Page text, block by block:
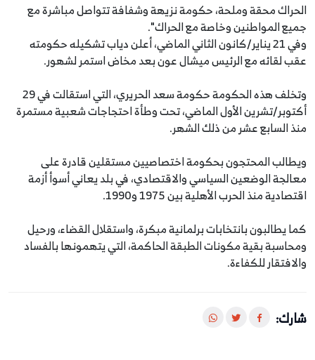
الحراك محقة وملحة، حكومة نزيهة وشفافة تتواصل مباشرة مع
جميع المواطنين وخاصة مع الحراك".
وفي 21 يناير/كانون الثاني الماضي، أعلن دياب تشكيله حكومته
عقب لقائه مع الرئيس ميشال عون بعد مخاض استمر لشهور.‎
وتخلف هذه الحكومة حكومة سعد الحريري، التي استقالت في 29
أكتوبر/تشرين الأول الماضي، تحت وطأة احتجاجات شعبية مستمرة
منذ السابع عشر من ذلك الشهر.
ويطالب المحتجون بحكومة اختصاصيين مستقلين قادرة على
معالجة الوضعين السياسي والاقتصادي، في بلد يعاني أسوأ أزمة
اقتصادية منذ الحرب الأهلية بين 1975 و1990.
كما يطالبون بانتخابات برلمانية مبكرة، واستقلال القضاء، ورحيل
ومحاسبة بقية مكونات الطبقة الحاكمة، التي يتهمونها بالفساد
والافتقار للكفاءة.
شارك: